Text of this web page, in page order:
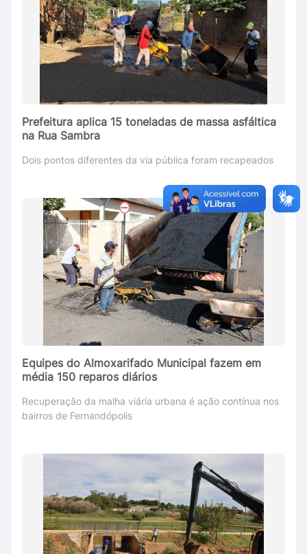
Prefeitura aplica 15 toneladas de massa asfáltica
na Rua Sambra
Dois pontos diferentes da via pública foram recapeados
Equipes do Almoxarifado Municipal fazem em
média 150 reparos diários
Recuperação da malha viária urbana é ação contínua nos
bairros de Fernandópolis